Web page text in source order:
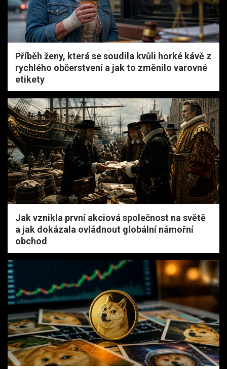
Příběh ženy, která se soudila kvůli horké kávě z
rychlého občerstvení a jak to změnilo varovné
etikety
Jak vznikla první akciová společnost na světě
a jak dokázala ovládnout globální námořní
obchod